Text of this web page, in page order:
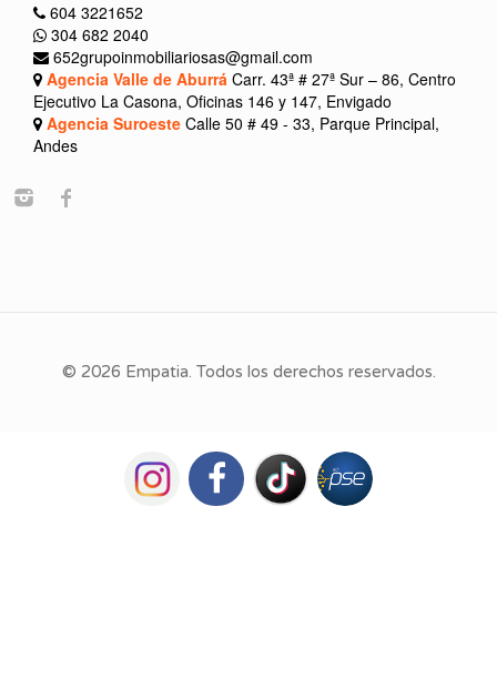
604 3221652
304 682 2040
652grupoinmobiliariosas@gmail.com
Agencia Valle de Aburrá Carr. 43ª # 27ª Sur – 86, Centro
Ejecutivo La Casona, Oficinas 146 y 147, Envigado
Agencia Suroeste Calle 50 # 49 - 33, Parque Principal,
Andes
© 2026 Empatia. Todos los derechos reservados.